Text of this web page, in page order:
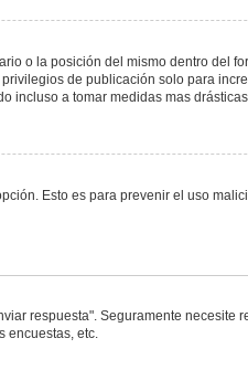
o la posición del mismo dentro del
de publicación solo para
incluso a tomar medidas mas
Esto es para prevenir el uso
respuesta". Seguramente necesite
encuestas, etc.